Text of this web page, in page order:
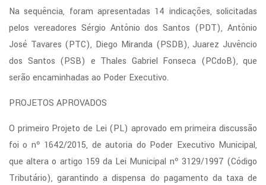
Na sequência, foram apresentadas 14 indicações, solicitadas
pelos vereadores Sérgio Antônio dos Santos (PDT), Antônio
José Tavares (PTC), Diego Miranda (PSDB), Juarez Juvêncio
dos Santos (PSB) e Thales Gabriel Fonseca (PCdoB), que
serão encaminhadas ao Poder Executivo.
PROJETOS APROVADOS
O primeiro Projeto de Lei (PL) aprovado em primeira discussão
foi o nº 1642/2015, de autoria do Poder Executivo Municipal,
que altera o artigo 159 da Lei Municipal nº 3129/1997 (Código
Tributário), garantindo a dispensa do pagamento da taxa de